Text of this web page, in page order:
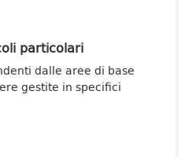
particolari
dalle aree di base
gestite in specifici